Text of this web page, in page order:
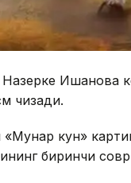
Ишанова
чизади.
кун»
биринчи